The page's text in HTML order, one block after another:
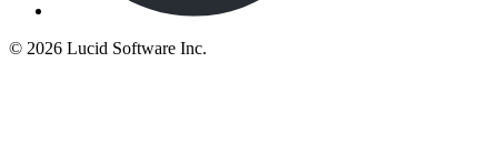
© 2026 Lucid Software Inc.